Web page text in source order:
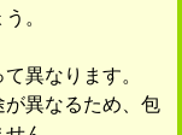
。
異なります。
異なるため、包